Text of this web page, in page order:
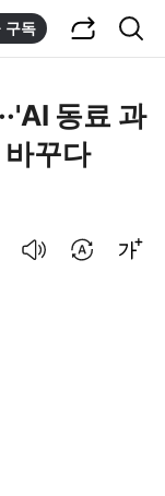
구독
동료 과
꾸다